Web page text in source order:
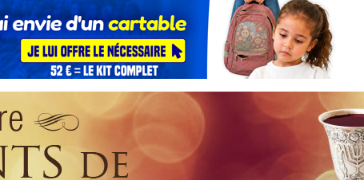
viennent de nous rejoindre sur WhatsApp
viennent de nous rejoindre sur WhatsApp
musiques dans Torah-Box Music
viennent de nous rejoindre sur WhatsApp
viennent de faire un don pour Tsédaka : pauvres d'Israel
radio : Visions de grandeur n°104 : Le Chabbath et le Birkat
viennent de demander une bénédiction
49 places pour étudier en groupe sur Zoom